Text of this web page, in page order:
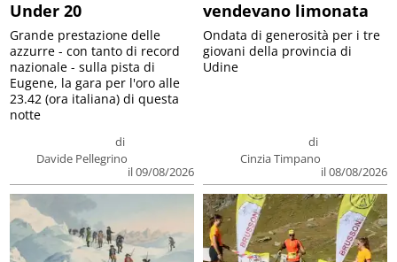
Under 20
di
Davide Pellegrino
il 09/08/2026
Grande prestazione delle
azzurre - con tanto di record
nazionale - sulla pista di
Eugene, la gara per l'oro alle
23.42 (ora italiana) di questa
notte
vendevano limonata
di
Cinzia Timpano
il 08/08/2026
Ondata di generosità per i tre
giovani della provincia di
Udine